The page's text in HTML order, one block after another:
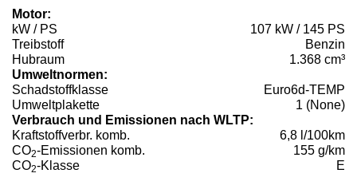
Motor:
kW / PS
107 kW / 145 PS
Treibstoff
Benzin
Hubraum
1.368 cm³
Umweltnormen:
Schadstoffklasse
Euro6d-TEMP
Umweltplakette
1 (None)
Verbrauch und Emissionen nach WLTP:
Kraftstoffverbr. komb.
6,8 l/100km
CO2-Emissionen komb.
155 g/km
CO2-Klasse E